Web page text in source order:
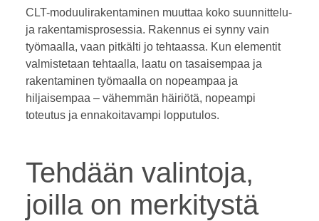
CLT-moduulirakentaminen muuttaa koko suunnittelu-
ja rakentamisprosessia. Rakennus ei synny vain
työmaalla, vaan pitkälti jo tehtaassa. Kun elementit
valmistetaan tehtaalla, laatu on tasaisempaa ja
rakentaminen työmaalla on nopeampaa ja
hiljaisempaa – vähemmän häiriötä, nopeampi
toteutus ja ennakoitavampi lopputulos.
Tehdään valintoja,
joilla on merkitystä